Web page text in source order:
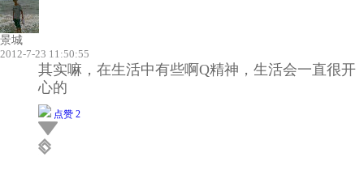
景城
2012-7-23 11:50:55
其实嘛，在生活中有些啊Q精神，生活会一直很开
心的
点赞 2